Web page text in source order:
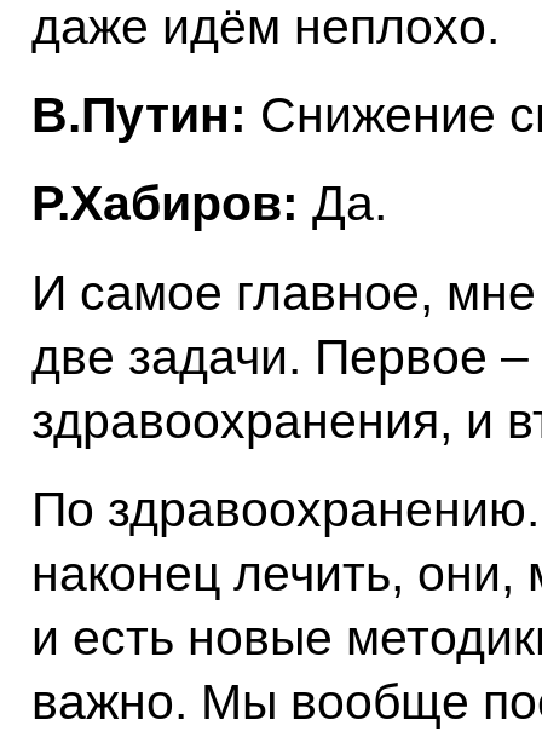
даже идём неплохо.
В.Путин: Снижение
Р.Хабиров: Да.
И самое главное,
две задачи. Первое –
здравоохранения, и
По
наконец лечить,
и есть новые
важно. Мы вообще